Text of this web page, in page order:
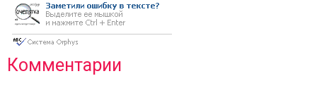
Комментарии